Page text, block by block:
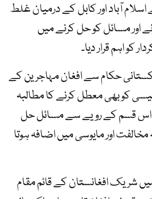
آباد اور کابل کے درمیان غلط
اور مسائل کو حل کرنے میں
کو اہم قرار دیا۔
حکام سے افغان مہاجرین کے
کو بھی معطل کرنے کا مطالبہ
اس قسم کے رویے سے مسائل حل
اور مایوسی میں اضافہ ہوتا
شریک افغانستان کے قائم مقام